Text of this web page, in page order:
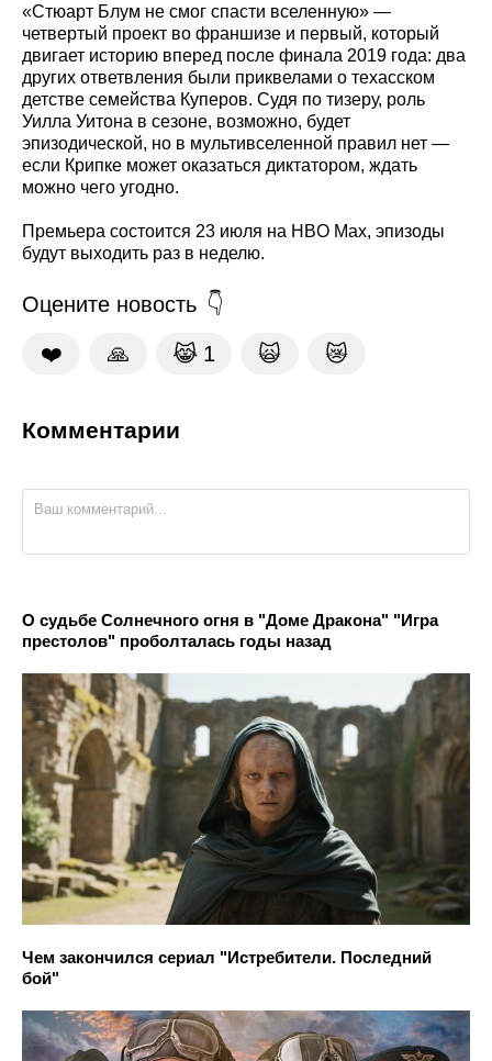
«Стюарт Блум не смог спасти вселенную» —
четвертый проект во франшизе и первый, который
двигает историю вперед после финала 2019 года: два
других ответвления были приквелами о техасском
детстве семейства Куперов. Судя по тизеру, роль
Уилла Уитона в сезоне, возможно, будет
эпизодической, но в мультивселенной правил нет —
если Крипке может оказаться диктатором, ждать
можно чего угодно.
Премьера состоится 23 июля на HBO Max, эпизоды
будут выходить раз в неделю.
Оцените новость
❤️ 🙏 😹 1 🙀 😿
Комментарии
О судьбе Солнечного огня в "Доме Дракона" "Игра
престолов" проболталась годы назад
Чем закончился сериал "Истребители. Последний
бой"